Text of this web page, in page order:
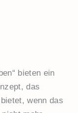
bieten ein
das
wenn das